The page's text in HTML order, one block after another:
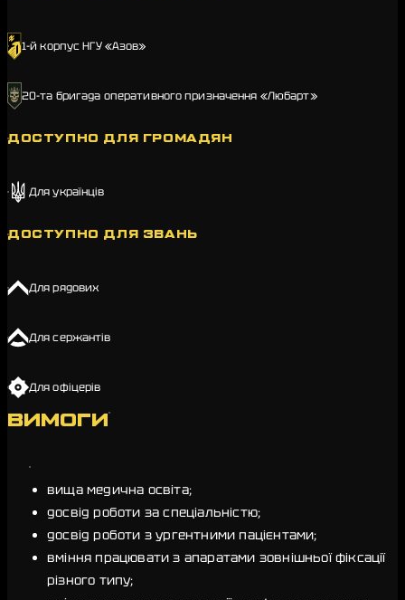
1-й корпус НГУ «Азов»
20-та бригада оперативного призначення «Любарт»
ДОСТУПНО ДЛЯ ГРОМАДЯН
Для українців
ДОСТУПНО ДЛЯ ЗВАНЬ
Для рядових
Для сержантів
Для офіцерів
ВИМОГИ
вища медична освіта;
досвід роботи за спеціальністю;
досвід роботи з ургентними пацієнтами;
вміння працювати з апаратами зовнішньої фіксації
різного типу;